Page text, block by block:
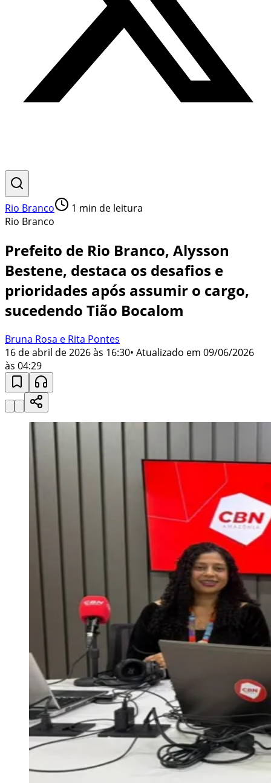
Rio Branco 1 min de leitura
Rio Branco
Prefeito de Rio Branco, Alysson
Bestene, destaca os desafios e
prioridades após assumir o cargo,
sucedendo Tião Bocalom
Bruna Rosa e Rita Pontes
16 de abril de 2026 às 16:30• Atualizado em 09/06/2026
às 04:29